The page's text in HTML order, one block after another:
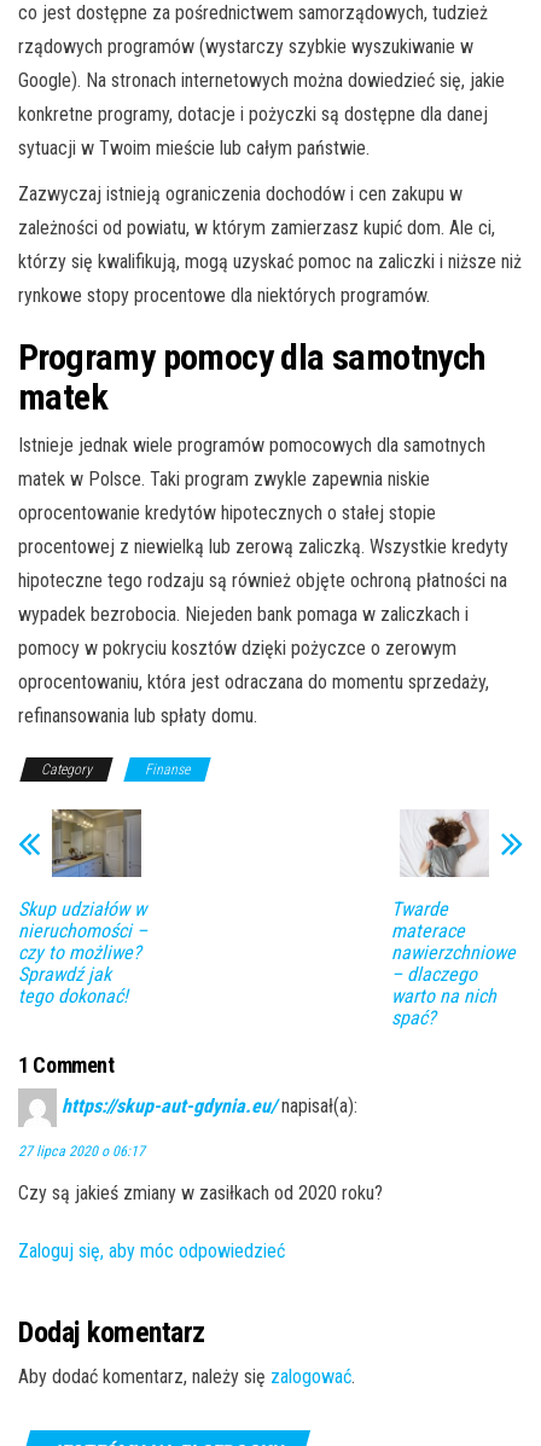
co jest dostępne za pośrednictwem samorządowych, tudzież
rządowych programów (wystarczy szybkie wyszukiwanie w
Google). Na stronach internetowych można dowiedzieć się, jakie
konkretne programy, dotacje i pożyczki są dostępne dla danej
sytuacji w Twoim mieście lub całym państwie.
Zazwyczaj istnieją ograniczenia dochodów i cen zakupu w
zależności od powiatu, w którym zamierzasz kupić dom. Ale ci,
którzy się kwalifikują, mogą uzyskać pomoc na zaliczki i niższe niż
rynkowe stopy procentowe dla niektórych programów.
Programy pomocy dla samotnych
matek
Istnieje jednak wiele programów pomocowych dla samotnych
matek w Polsce. Taki program zwykle zapewnia niskie
oprocentowanie kredytów hipotecznych o stałej stopie
procentowej z niewielką lub zerową zaliczką. Wszystkie kredyty
hipoteczne tego rodzaju są również objęte ochroną płatności na
wypadek bezrobocia. Niejeden bank pomaga w zaliczkach i
pomocy w pokryciu kosztów dzięki pożyczce o zerowym
oprocentowaniu, która jest odraczana do momentu sprzedaży,
refinansowania lub spłaty domu.
Category Finanse
Skup udziałów w
nieruchomości –
czy to możliwe?
Sprawdź jak
tego dokonać!
Twarde
materace
nawierzchniowe
– dlaczego
warto na nich
spać?
1 Comment
https://skup-aut-gdynia.eu/ napisał(a):
27 lipca 2020 o 06:17
Czy są jakieś zmiany w zasiłkach od 2020 roku?
Zaloguj się, aby móc odpowiedzieć
Dodaj komentarz
Aby dodać komentarz, należy się zalogować.